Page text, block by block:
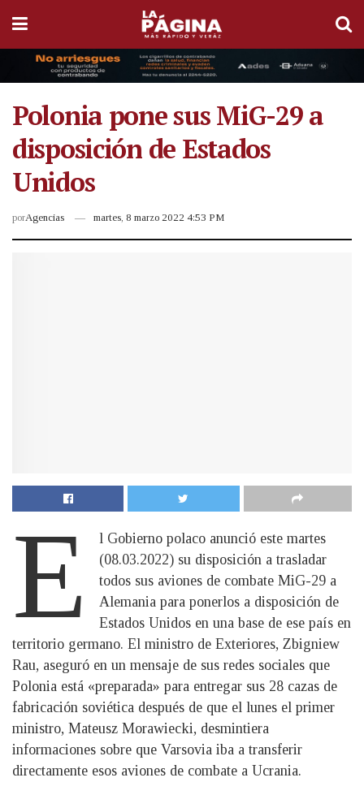
Polonia pone sus MiG-29 a
disposición de Estados
Unidos
porAgencias martes, 8 marzo 2022 4:53 PM
E
l Gobierno polaco anunció este martes
(08.03.2022) su disposición a trasladar
todos sus aviones de combate MiG-29 a
Alemania para ponerlos a disposición de
Estados Unidos en una base de ese país en
territorio germano. El ministro de Exteriores, Zbigniew
Rau, aseguró en un mensaje de sus redes sociales que
Polonia está «preparada» para entregar sus 28 cazas de
fabricación soviética después de que el lunes el primer
ministro, Mateusz Morawiecki, desmintiera
informaciones sobre que Varsovia iba a transferir
directamente esos aviones de combate a Ucrania.